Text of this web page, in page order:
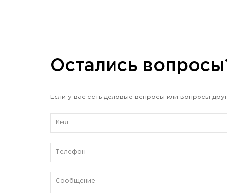
Остались
Если у вас есть деловые вопросы или вопросы